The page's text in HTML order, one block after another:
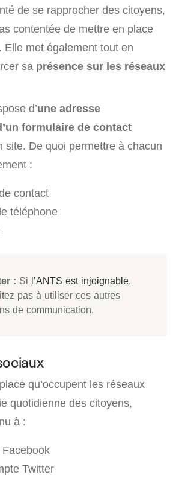
de se rapprocher des citoyens,
contentée de mettre en place
Elle met également tout en
sa présence sur les réseaux
d’une adresse
formulaire de contact
site. De quoi permettre à chacun
:
contact
téléphone
: Si l’ANTS est injoignable,
pas à utiliser ces autres
de communication.
qu’occupent les réseaux
quotidienne des citoyens,
à :
Twitter